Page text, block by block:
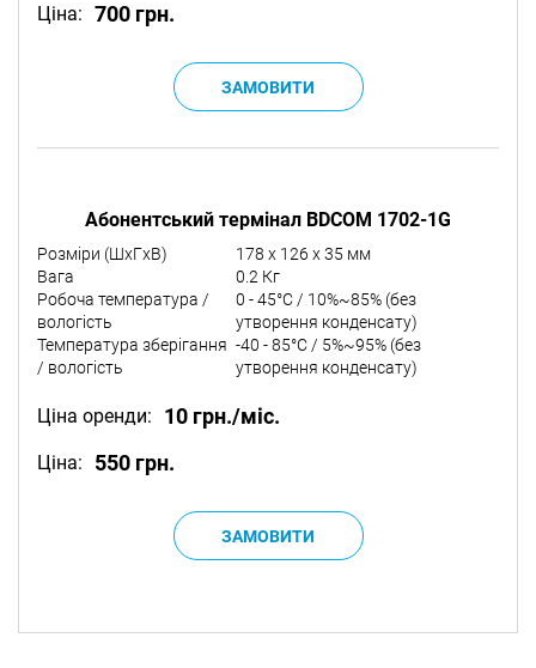
Ціна: 700 грн.
Абонентський термінал BDCOM 1702-1G
Розміри (ШxГxВ)
178 x 126 x 35 мм
Вага
0.2 Кг
Робоча температура /
вологість
0 - 45°C / 10%~85% (без
утворення конденсату)
Температура зберігання
/ вологість
-40 - 85°C / 5%~95% (без
утворення конденсату)
Ціна оренди: 10 грн./міс.
Ціна: 550 грн.